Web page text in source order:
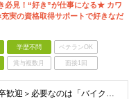
必見！“好き”が仕事になる★ カワ
実の資格取得サポートで好きなだ
学歴不問 ベテランOK
賞与複数月 面接1回
＜未経験・第二新卒歓迎＞必要なのは「バイクが好き」という想いだけ！充実の研修体制 ■業種未経験 ■職種未経験 ■第二新卒・社会人デビュー ■社会人ブランクあり など… 入社前に求めることは、 「